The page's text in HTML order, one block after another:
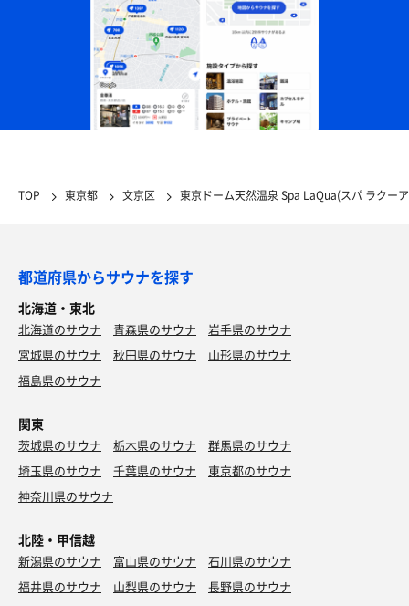
TOP 東京都 文京区 東京ドーム天然温泉 Spa LaQua(スパ ラクー
都道府県からサウナを探す
北海道・東北
北海道のサウナ 青森県のサウナ
岩手県のサウナ
宮城県のサウナ
秋田県のサウナ
山形県のサウナ
福島県のサウナ
関東
茨城県のサウナ 栃木県のサウナ
群馬県のサウナ
埼玉県のサウナ
千葉県のサウナ
東京都のサウナ
神奈川県のサウナ
北陸・甲信越
新潟県のサウナ 富山県のサウナ
石川県のサウナ
福井県のサウナ
山梨県のサウナ 長野県のサウナ